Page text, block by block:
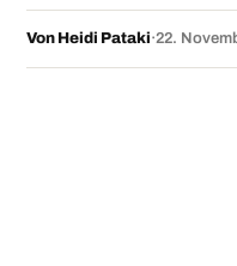
Von Heidi Pataki·22.